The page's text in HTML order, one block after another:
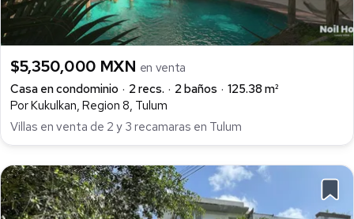
$5,350,000 MXN en venta
Casa en condominio
2 recs. 2 baños
125.38 m²
Por Kukulkan, Region 8, Tulum
Villas en venta de 2 y 3 recamaras en Tulum